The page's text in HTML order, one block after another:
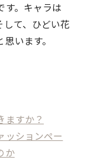
す。キャラは
て、ひどい花
います。
ますか？
ッションペー
か